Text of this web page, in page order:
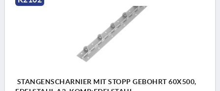
STANGENSCHARNIER MIT STOPP GEBOHRT 60X500,